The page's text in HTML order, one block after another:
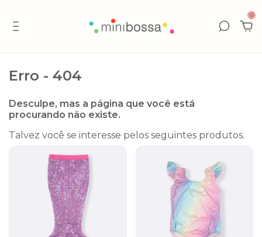
0
Erro - 404
Desculpe, mas a página que você está
procurando não existe.
Talvez você se interesse pelos seguintes produtos.